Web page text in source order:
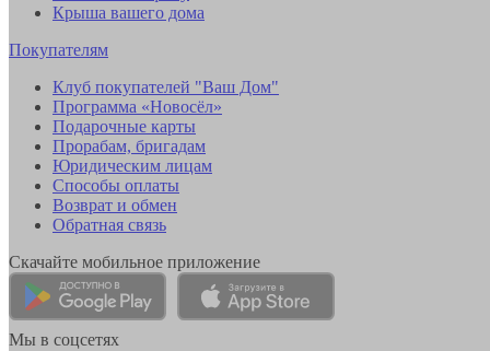
Крыша вашего дома
Покупателям
Клуб покупателей "Ваш Дом"
Программа «Новосёл»
Подарочные карты
Прорабам, бригадам
Юридическим лицам
Способы оплаты
Возврат и обмен
Обратная связь
Скачайте мобильное приложение
Мы в соцсетях